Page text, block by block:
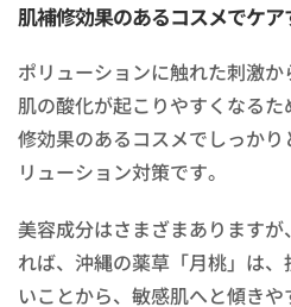
肌補修効果のあるコスメでケア
ポリューションに触れた刺激か
肌の酸化が起こりやすくなる
修効果のあるコスメでしっか
リューション対策です。
美容成分はさまざまあります
れば、沖縄の薬草「月桃」は
いことから、敏感肌へと傾き